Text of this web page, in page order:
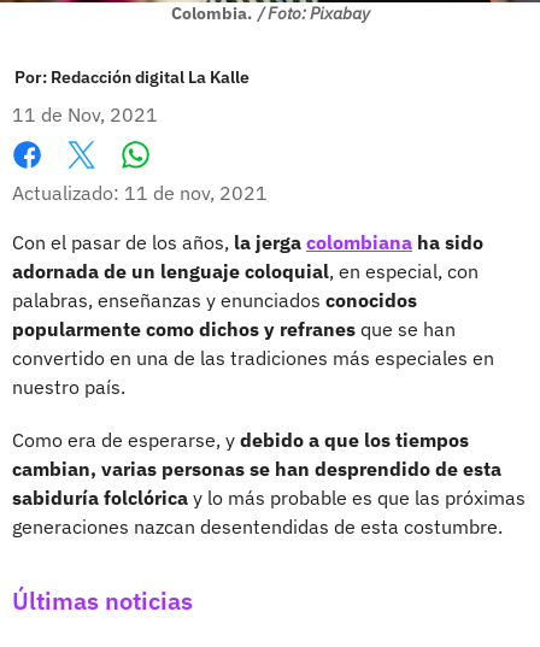
Colombia. / Foto: Pixabay
Por: Redacción digital La Kalle
11 de Nov, 2021
Facebook
X
Actualizado: 11 de nov, 2021
Con el pasar de los años, la jerga colombiana ha sido
adornada de un lenguaje coloquial, en especial, con
palabras, enseñanzas y enunciados conocidos
popularmente como dichos y refranes que se han
convertido en una de las tradiciones más especiales en
nuestro país.
Como era de esperarse, y debido a que los tiempos
cambian, varias personas se han desprendido de esta
sabiduría folclórica y lo más probable es que las próximas
generaciones nazcan desentendidas de esta costumbre.
Últimas noticias